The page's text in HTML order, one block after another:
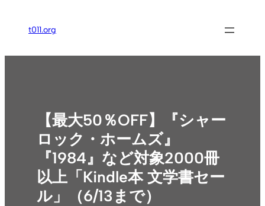
ス
t011.org
【最大50％OFF】『シャー
ロック・ホームズ』
『1984』など対象2000冊
以上「Kindle本 文学書セー
ル」（6/13まで）